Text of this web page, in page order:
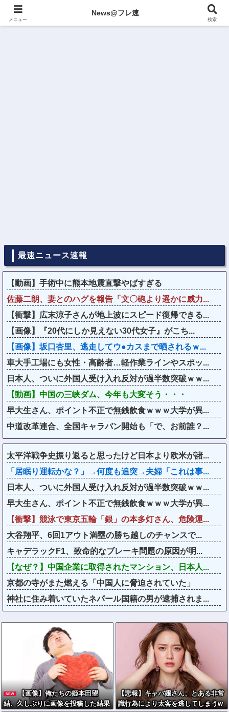
最速ニュース速報
【動画】手術中に熊本地震直撃やばすぎる
佐藤二朗、妻とのハグを報告「文〇砲より遥かに威力...
【衝撃】広末涼子さんが地上波にスピード復帰できる...
【画像】『20代にしか見えない30代女子』がこち...
【画像】坂口杏里、逃走してウ●カスまで晒されるｗ...
車大手工場にも女性・高齢者…軽作業ラインやスポッ...
日本人、ついに外国人受け入れ反対が過半数突破ｗｗ...
【動画】中国の三峡ダム、今年も大変そう・・・
早大生さん、ポイント不正で無銭飲食ｗｗｗ大学が異...
中道改革連合、全国キャラバン開始も「で、お前誰？...
太平洋戦争史振り返ると思ったけど日本より欧米が諸...
「居眠り運転かな？」→何度も追突→夫婦「これは事...
日本人、ついに外国人受け入れ反対が過半数突破ｗｗ...
早大生さん、ポイント不正で無銭飲食ｗｗｗ大学が異...
【衝撃】競泳で東京五輪「銀」の本多灯さん、危険運...
大谷翔平、6回1アウト満塁の勝ち越しのチャンスで...
キャデラックF1、致命的なブレーキ問題の原因が明...
【なぜ？】中国企業に取得されたマンション、日本人...
京都の寺がまた燃える「中国人に脅迫されていた」
神社に住み着いていたネパール国籍の男が逮捕されま...
NEW
【画像】俺たちの姫本田望
結、久しぶりに画像を投稿した結果
【悲報】キャバ嬢さん、とある非常
識行為により太客を逃してしまうw
メニュー
News@フレ速
検索